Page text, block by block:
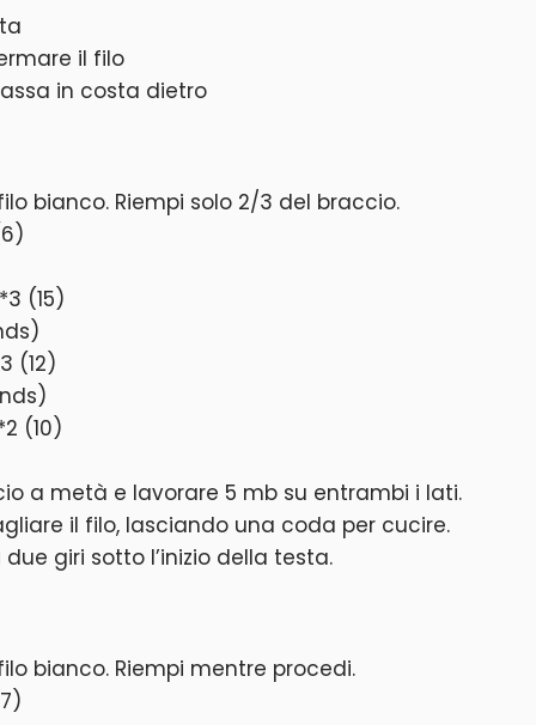
il filo
in costa dietro
bianco. Riempi solo 2/3 del braccio.
(15)
(12)
(10)
a metà e lavorare 5 mb su entrambi i lati.
il filo, lasciando una coda per cucire.
giri sotto l’inizio della testa.
bianco. Riempi mentre procedi.